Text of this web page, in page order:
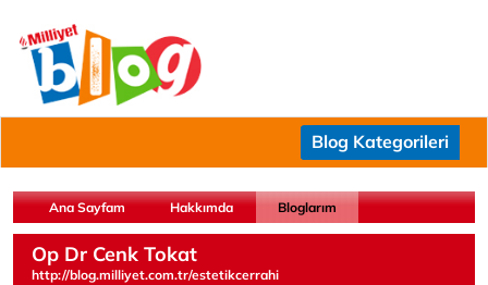
Blog Kategorileri
Ana Sayfam Hakkımda Bloglarım
Op Dr Cenk Tokat
http://blog.milliyet.com.tr/estetikcerrahi